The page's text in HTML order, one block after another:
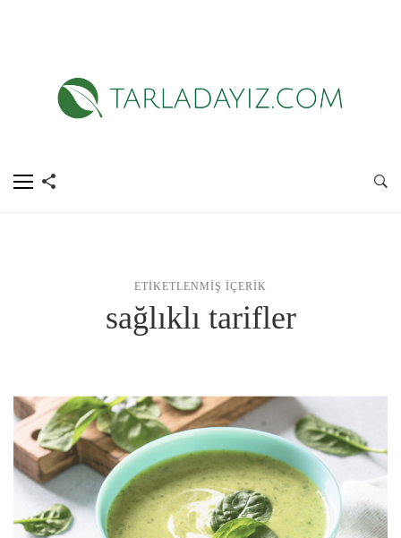
ETIKETLENMIŞ İÇERIK
sağlıklı tarifler